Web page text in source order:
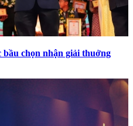
chọn nhận giải thuởng